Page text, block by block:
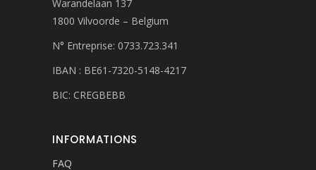
Warandelaan 137
1800 Vilvoorde – Belgium
N° Entreprise: 0733.723.341
IBAN : BE61-7320-5148-4217
BIC: CREGBEBB
INFORMATIONS
FAQ